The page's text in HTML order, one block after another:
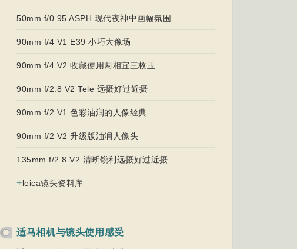
50mm f/0.95 ASPH 现代夜神中画幅氛围
90mm f/4 V1 E39 小巧大像场
90mm f/4 V2 收藏使用两相宜三枚玉
90mm f/2.8 V2 Tele 远摄好过近摄
90mm f/2 V1 色彩油润的人像经典
90mm f/2 V2 升级版油润人像头
135mm f/2.8 V2 清晰锐利远摄好过近摄
+leica镜头资料库
适马相机与镜头使用感受